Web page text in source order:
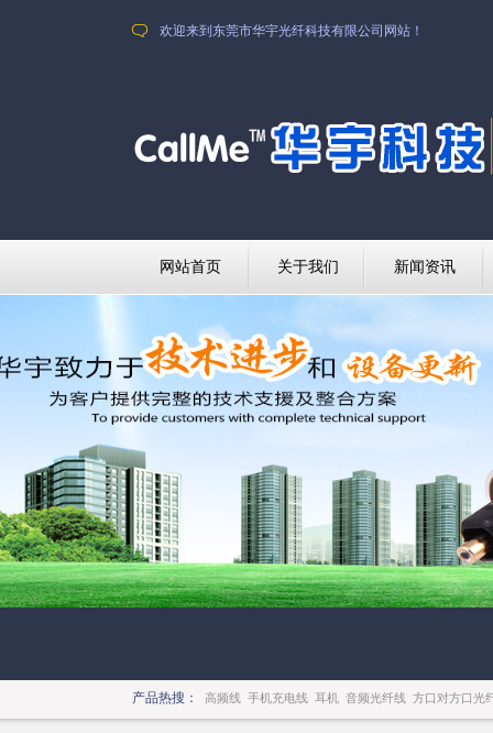
欢迎来到东莞市华宇光纤科技有限公司网站！
网站首页 关于我们 新闻资讯
产品热搜： 高频线 手机充电线 耳机 音频光纤线 方口对方口光